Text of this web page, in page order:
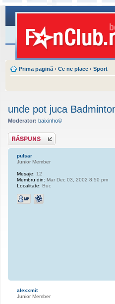
Prima pagină ‹ Ce ne place ‹ Sport
unde pot juca
Moderator: baixinho©
Scrie un răspuns
pulsar
Junior Member
Mesaje: 12
Membru din: Mar Dec 03, 2002 8:50 pm
Localitate: Buc
alexxmit
Junior Member